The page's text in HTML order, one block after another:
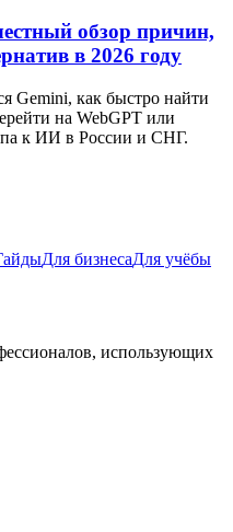
обзор причин,
в 2026 году
Gemini, как быстро найти
на WebGPT или
к ИИ в России и СНГ.
Для бизнесаДля учёбы
использующих